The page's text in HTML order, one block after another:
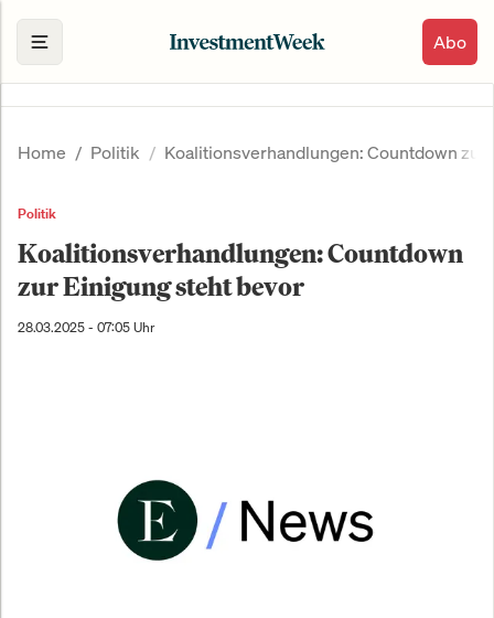
Abo
Home Politik Koalitionsverhandlungen: Countdown
Politik
Koalitionsverhandlungen: Countdown
zur Einigung steht bevor
28.03.2025 - 07:05 Uhr